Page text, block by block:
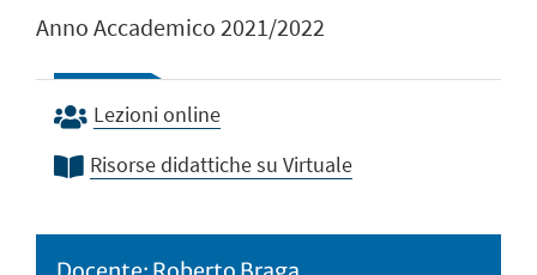
Anno Accademico 2021/2022
Lezioni online
Risorse didattiche su Virtuale